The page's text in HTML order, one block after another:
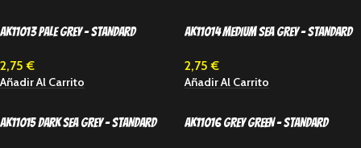
AK11013 PALE GREY – STANDARD
2,75€
Añadir Al Carrito
AK11014 MEDIUM SEA GREY – STANDARD
2,75€
Añadir Al Carrito
AK11015 DARK SEA GREY – STANDARD AK11016 GREY GREEN – STANDARD